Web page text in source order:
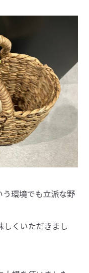
環境でも立派な野
くいただきまし